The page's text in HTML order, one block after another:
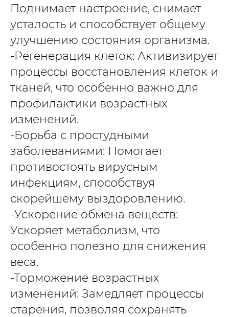
Поднимает настроение, снимает
усталость и способствует общему
улучшению состояния организма.
-Регенерация клеток: Активизирует
процессы восстановления клеток и
тканей, что особенно важно для
профилактики возрастных
изменений.
-Борьба с простудными
заболеваниями: Помогает
противостоять вирусным
инфекциям, способствуя
скорейшему выздоровлению.
-Ускорение обмена веществ:
Ускоряет метаболизм, что
особенно полезно для снижения
веса.
-Торможение возрастных
изменений: Замедляет процессы
старения, позволяя сохранять